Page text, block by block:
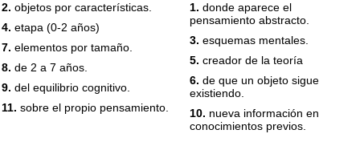
10
2. objetos por características.
4. etapa (0-2 años)
7. elementos por tamaño.
8. de 2 a 7 años.
9. del equilibrio cognitivo.
11. sobre el propio pensamiento.
1. donde aparece el
pensamiento abstracto.
3. esquemas mentales.
5. creador de la teoría
6. de que un objeto sigue
existiendo.
10. nueva información en
conocimientos previos.